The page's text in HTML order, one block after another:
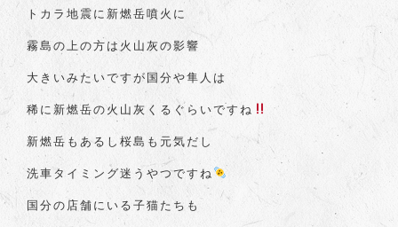
トカラ地震に新燃岳噴火に
霧島の上の方は火山灰の影響
大きいみたいですが国分や隼人は
稀に新燃岳の火山灰くるぐらいですね
新燃岳もあるし桜島も元気だし
洗車タイミング迷うやつですね
国分の店舗にいる子猫たちも